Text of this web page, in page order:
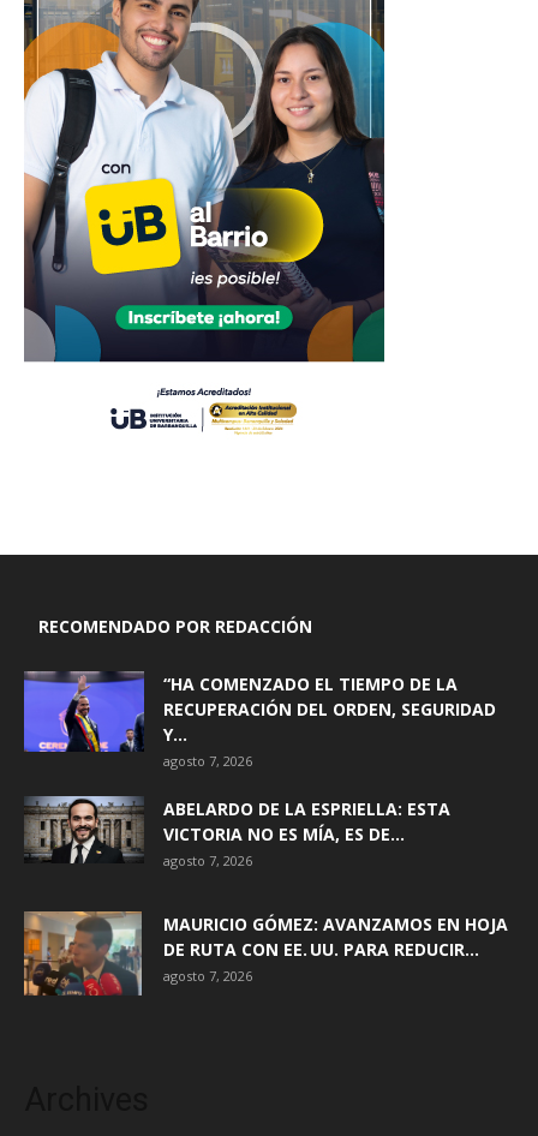
RECOMENDADO POR REDACCIÓN
“HA COMENZADO EL TIEMPO DE LA
RECUPERACIÓN DEL ORDEN, SEGURIDAD
Y...
agosto 7, 2026
ABELARDO DE LA ESPRIELLA: ESTA
VICTORIA NO ES MÍA, ES DE...
agosto 7, 2026
MAURICIO GÓMEZ: AVANZAMOS EN HOJA
DE RUTA CON EE. UU. PARA REDUCIR...
agosto 7, 2026